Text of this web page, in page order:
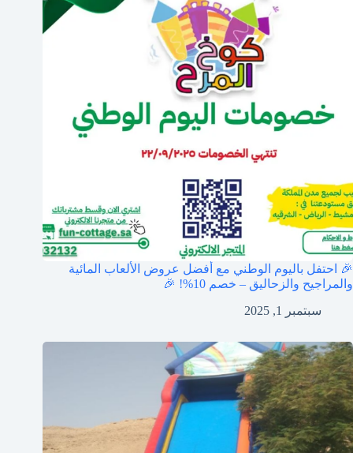
🎉 احتفل باليوم الوطني مع أفضل عروض الألعاب المائية
والمراجيح والزحاليق – خصم 10%! 🎉
سبتمبر 1, 2025